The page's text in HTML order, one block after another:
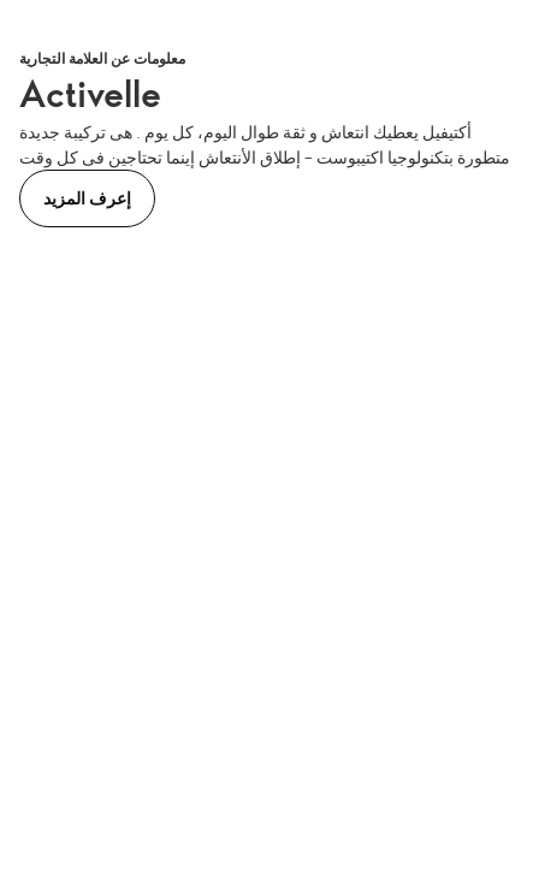
معلومات عن العلامة التجارية
Activelle
أكتيفيل يعطيك انتعاش و ثقة طوال اليوم، كل يوم . هى تركيبة جديدة
متطورة بتكنولوجيا اكتيبوست – إطلاق الأنتعاش إينما تحتاجين فى كل وقت
إعرف المزيد